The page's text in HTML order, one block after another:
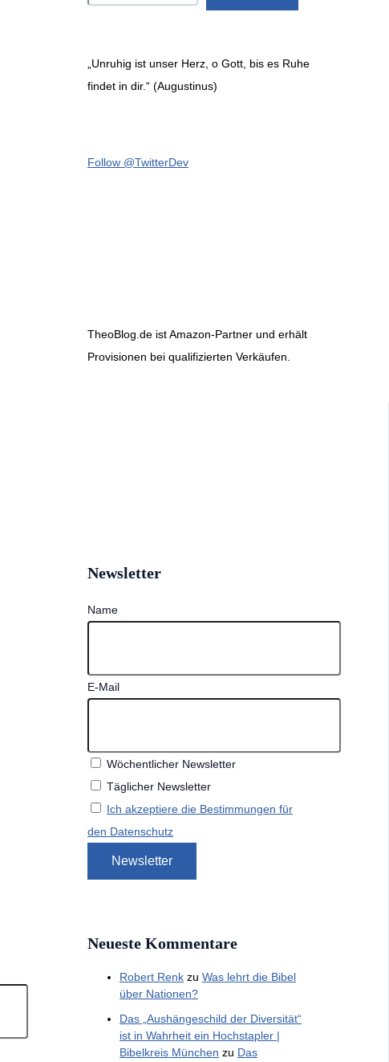
„Unruhig ist unser Herz, o Gott, bis es Ruhe
findet in dir.“ (Augustinus)
Follow @TwitterDev
TheoBlog.de ist Amazon-Partner und erhält
Provisionen bei qualifizierten Verkäufen.
Newsletter
Name
E-Mail
Wöchentlicher Newsletter
Täglicher Newsletter
Ich akzeptiere die Bestimmungen für
den Datenschutz
Neueste Kommentare
Robert Renk zu Was lehrt die Bibel
über Nationen?
Das „Aushängeschild der Diversität“
ist in Wahrheit ein Hochstapler |
Bibelkreis München zu Das